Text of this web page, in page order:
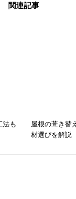
関連記事
法も
屋根の葺き替
材選びを解説